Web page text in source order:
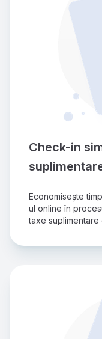
Check-in
Economisește
ul online în
taxe